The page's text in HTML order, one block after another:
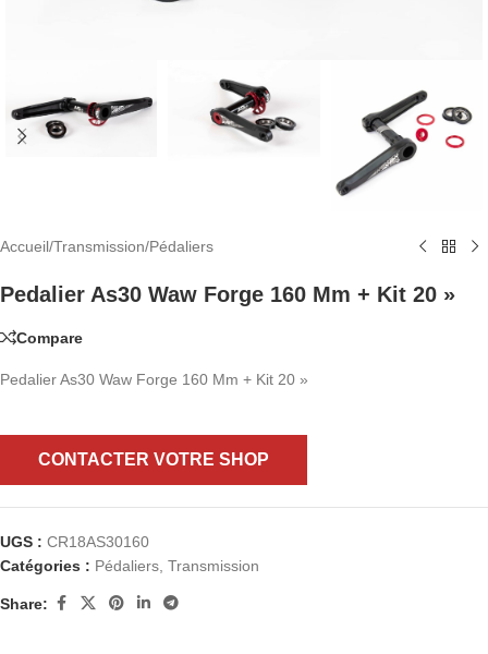
Accueil/Transmission/Pédaliers
Pedalier As30 Waw Forge 160 Mm + Kit 20 »
Pedalier As30 Waw Forge 160 Mm + Kit 20 »
CONTACTER VOTRE SHOP
Compare
UGS : CR18AS30160
Catégories : Pédaliers Transmission
Share: